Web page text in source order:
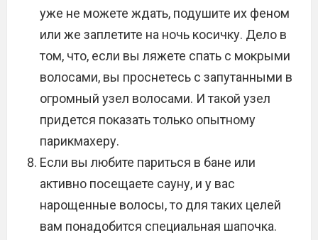
уже не можете ждать, подушите их феном
или же заплетите на ночь косичку. Дело в
том, что, если вы ляжете спать с мокрыми
волосами, вы проснетесь с запутанными в
огромный узел волосами. И такой узел
придется показать только опытному
парикмахеру.
Если вы любите париться в бане или
активно посещаете сауну, и у вас
нарощенные волосы, то для таких целей
вам понадобится специальная шапочка.